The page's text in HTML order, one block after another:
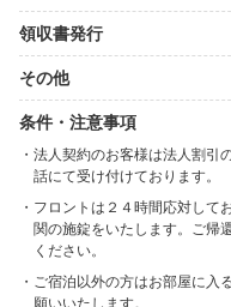
領収書発行
その他
条件・注意事項
法人契約のお客様は法人割引
話にて受け付けております。
フロントは２４時間応対して
関の施錠をいたします。ご帰
ください。
ご宿泊以外の方はお部屋に入
願いいたします。